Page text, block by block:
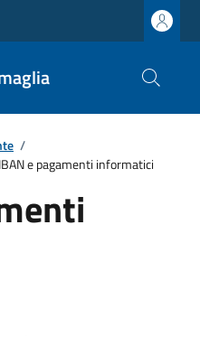
/
IBAN e pagamenti informatici